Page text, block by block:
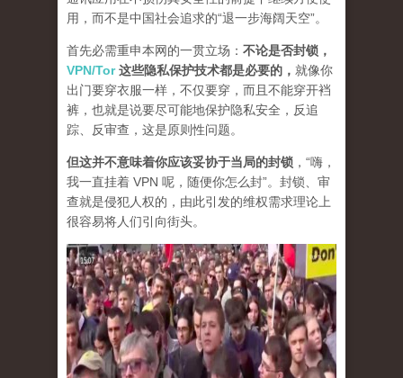
用，而不是中国社会追求的“退一步海阔天空”。
首先必需重申本网的一贯立场： 不论是否封锁，
VPN/Tor这些隐私保护技术都是必要的， 就像你
出门要穿衣服一样，不仅要穿，而且不能穿开裆
裤，也就是说要尽可能地保护隐私安全，反追
踪、反审查，这是原则性问题。
但这并不意味着你应该妥协于当局的封锁 ，“嗨，
我一直挂着 VPN 呢，随便你怎么封”。封锁、审
查就是侵犯人权的，由此引发的维权需求理论上
很容易将人们引向街头。